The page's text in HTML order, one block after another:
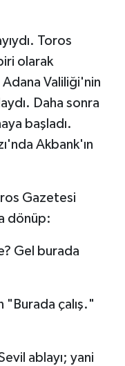
Toros
olarak
Valiliği'nin
Daha sonra
başladı.
Akbank'ın
Gazetesi
dönüp:
Gel burada
"Burada çalış."
ablayı; yani